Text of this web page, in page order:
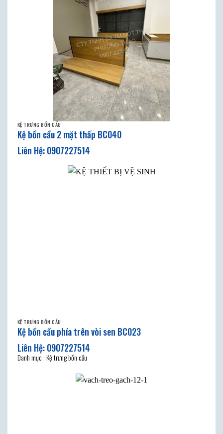
KỆ TRƯNG BỒN CẦU
Kệ bồn cầu 2 mặt thấp BC040
KỆ TRƯNG BỒN CẦU
Kệ bồn cầu phía trên vòi sen BC023
Danh mục : Kệ trưng bồn cầu